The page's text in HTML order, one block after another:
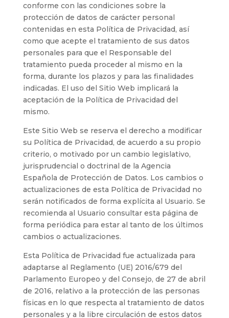
conforme con las condiciones sobre la
protección de datos de carácter personal
contenidas en esta Política de Privacidad, así
como que acepte el tratamiento de sus datos
personales para que el Responsable del
tratamiento pueda proceder al mismo en la
forma, durante los plazos y para las finalidades
indicadas. El uso del Sitio Web implicará la
aceptación de la Política de Privacidad del
mismo.
Este Sitio Web se reserva el derecho a modificar
su Política de Privacidad, de acuerdo a su propio
criterio, o motivado por un cambio legislativo,
jurisprudencial o doctrinal de la Agencia
Española de Protección de Datos. Los cambios o
actualizaciones de esta Política de Privacidad no
serán notificados de forma explícita al Usuario. Se
recomienda al Usuario consultar esta página de
forma periódica para estar al tanto de los últimos
cambios o actualizaciones.
Esta Política de Privacidad fue actualizada para
adaptarse al Reglamento (UE) 2016/679 del
Parlamento Europeo y del Consejo, de 27 de abril
de 2016, relativo a la protección de las personas
físicas en lo que respecta al tratamiento de datos
personales y a la libre circulación de estos datos